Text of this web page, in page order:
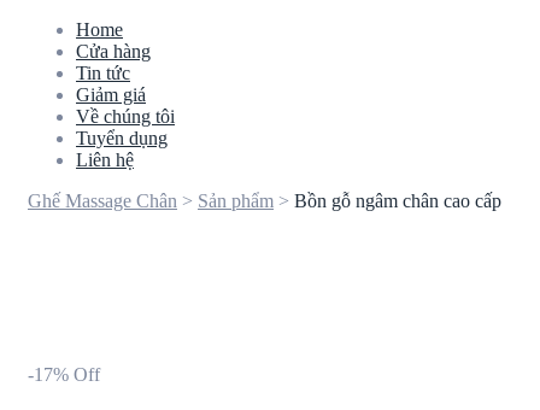
Home
Cửa hàng
Tin tức
Giảm giá
Về chúng tôi
Tuyển dụng
Liên hệ
Ghế Massage Chân > Sản phẩm > Bồn gỗ ngâm chân cao cấp
-17% Off